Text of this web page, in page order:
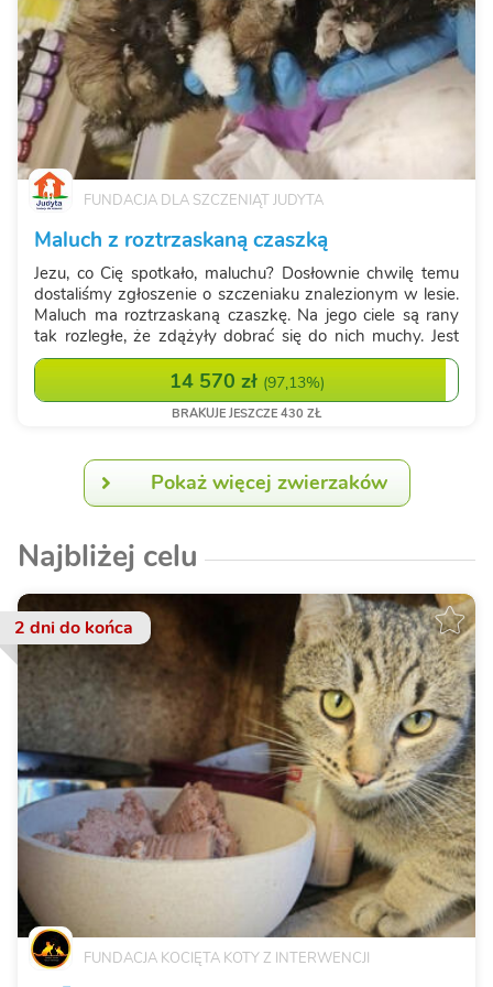
FUNDACJA DLA SZCZENIĄT JUDYTA
Maluch z roztrzaskaną czaszką
Jezu, co Cię spotkało, maluchu? Dosłownie chwilę temu
dostaliśmy zgłoszenie o szczeniaku znalezionym w lesie.
Maluch ma roztrzaskaną czaszkę. Na jego ciele są rany
tak rozległe, że zdążyły dobrać się do nich muchy. Jest
zjadany żywcem, a do tego był w lesie sam - bez żadnej
pomocy. Nie wiemy jesz...
14 570 zł (97,13%)
BRAKUJE JESZCZE 430 ZŁ
Pokaż więcej zwierzaków
Najbliżej celu
2 dnido końca
FUNDACJA KOCIĘTA KOTY Z INTERWENCJI